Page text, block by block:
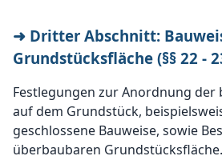
➜ Dritter Abschnitt:
Grundstücksfläche (§§ 22 -
Festlegungen zur Anordnung der
auf dem Grundstück,
geschlossene Bauweise, sowie
überbaubaren Grundstücksfläche.